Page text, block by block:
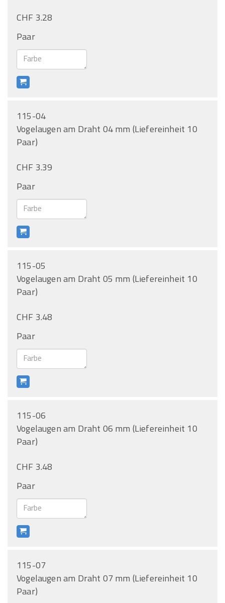
CHF 3.28
Paar
115-04
Vogelaugen am Draht 04 mm (Liefereinheit 10
Paar)
CHF 3.39
Paar
115-05
Vogelaugen am Draht 05 mm (Liefereinheit 10
Paar)
CHF 3.48
Paar
115-06
Vogelaugen am Draht 06 mm (Liefereinheit 10
Paar)
CHF 3.48
Paar
115-07
Vogelaugen am Draht 07 mm (Liefereinheit 10
Paar)